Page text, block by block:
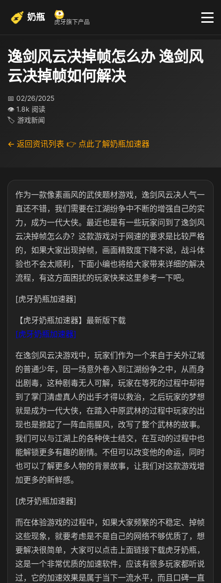
奶瓶 虎牙旗下产品
逸剑风云决掉帧怎么办 逸剑风
云决掉帧如何解决
📅 02/26/2025
👁 1.8k 阅读
🏷 游戏新闻
← 返回资讯列表 👉 点此了解奶瓶加速器
作为一款像素画风的武侠题材游戏，逸剑风云决人气一
直还不错，我们需要在江湖纷争中不断的增强自己的实
力，成为一代大侠。最近也是有一些玩家问到了逸剑风
云决掉帧怎么办？这款游戏对于网速的要求是比较严格
的，如果大家出现掉帧，画面精致度下降不说，战斗体
验也不会太顺利，下面小编也将给大家带来详细的解决
流程，有这方面困扰的玩家快来这里参考一下吧。
[虎牙奶瓶加速器]
【虎牙奶瓶加速器】最新版下载
[虎牙奶瓶加速器]
在逸剑风云决游戏中，玩家们作为一个来自于关外辽城
的普通少年，因一场意外卷入到江湖纷争之中，从而身
出剧毒，这种剧毒无人可解，玩家在等死的过程中却得
到了掌门清虚真人的出手才得以救治，之后玩家的梦想
就是成为一代大侠，在踏入中原武林的过程中玩家的出
现也是掀起了一阵血雨腥风，改写了整个武林的故事。
我们可以与江湖上的各种侠士结交，在互动的过程中也
能解锁更多有趣的剧情。不但可以改变他的命运，同时
也可以了解更多人物的背景故事，让我们对这款游戏增
加更多的新鲜感。
[虎牙奶瓶加速器]
而在体验游戏的过程中，如果大家频繁的不稳定、掉帧
这些现象，就要考虑是不是自己的网络不够优质了，想
要解决很简单，大家可以点击上面链接下载虎牙奶瓶，
这是一个非常优质的加速软件，应该有很多玩家都听说
过，它的加速效果是属于当下一流水平，而且口碑一直